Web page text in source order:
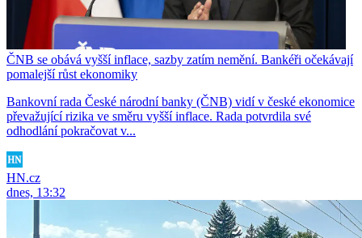
ČNB se obává vyšší inflace, sazby zatím nemění. Bankéři očekávají
pomalejší růst ekonomiky
Bankovní rada České národní banky (ČNB) vidí v české ekonomice
převažující rizika ve směru vyšší inflace. Rada potvrdila své
odhodlání pokračovat v...
HN.cz
dnes, 13:32